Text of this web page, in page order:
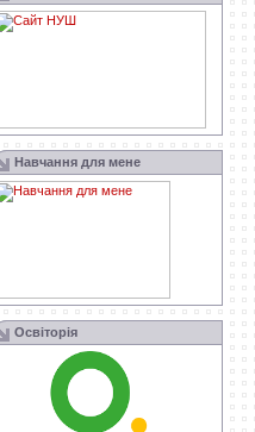
Навчання для мене
Освіторія